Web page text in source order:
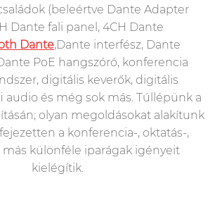
(beleértve Dante Adapter
Dante fali panel, 4CH Dante
Dante,Dante interfész, Dante
PoE hangszóró, konferencia
digitális keverők, digitális
audio és még sok más. Túllépünk a
olyan megoldásokat alakítunk
a konferencia-, oktatás-,
más különféle iparágak igényeit
kielégítik.